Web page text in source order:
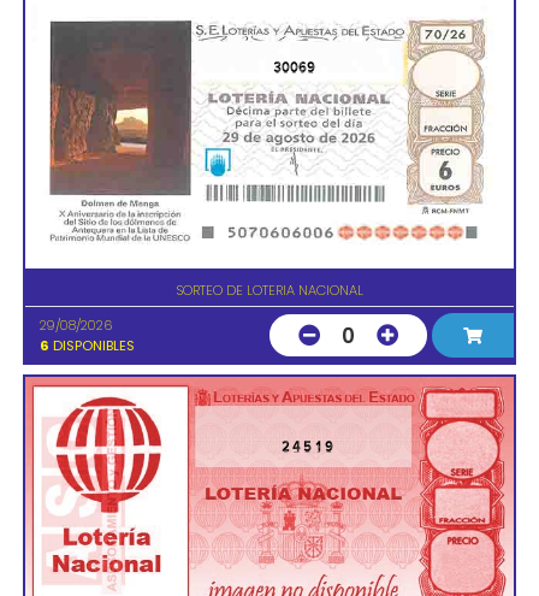
30069
SORTEO DE LOTERIA NACIONAL
29/08/2026
6 DISPONIBLES 0
24519